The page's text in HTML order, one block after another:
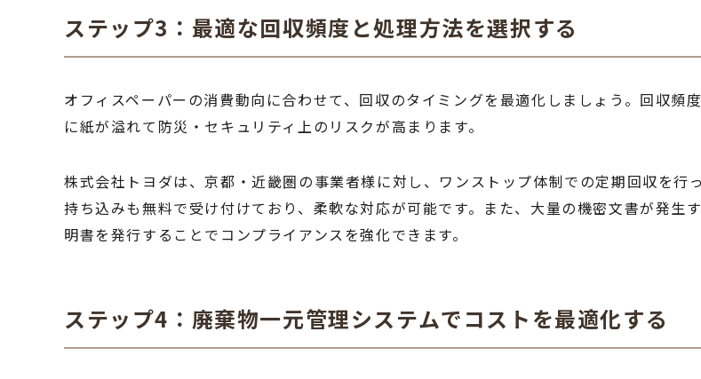
ステップ3：最適な回収頻度と処理方法を選択する
オフィスペーパーの消費動向に合わせて、回収のタイミングを最適化しましょう。回収
に紙が溢れて防災・セキュリティ上のリスクが高まります。
株式会社トヨダは、京都・近畿圏の事業者様に対し、ワンストップ体制での定期回収を行
持ち込みも無料で受け付けており、柔軟な対応が可能です。また、大量の機密文書が発
明書を発行することでコンプライアンスを強化できます。
ステップ4：廃棄物一元管理システムでコストを最適化する